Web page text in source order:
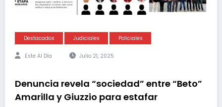
Destacados Judiciales Policiales
Este Al Día Julio 21, 2025
Denuncia revela “sociedad” entre “Beto”
Amarilla y Giuzzio para estafar